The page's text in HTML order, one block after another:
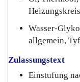
Wasser-
allgemein,
Zulassungstext
Einstufung